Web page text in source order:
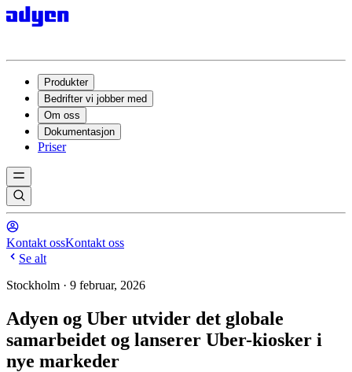
Produkter
Bedrifter vi jobber med
Om oss
Dokumentasjon
Priser
Kontakt ossKontakt oss
Se alt
Stockholm · 9 februar, 2026
Adyen og Uber utvider det globale
samarbeidet og lanserer Uber-kiosker i
nye markeder